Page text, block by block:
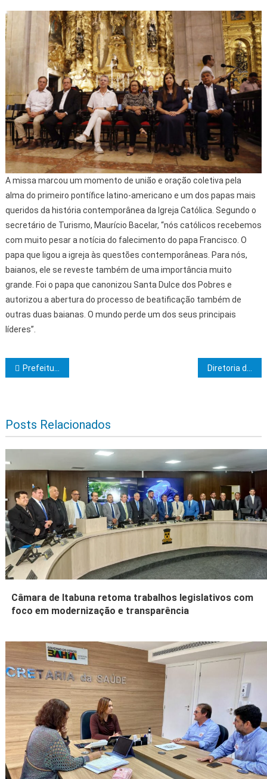
A missa marcou um momento de união e oração coletiva pela
alma do primeiro pontífice latino-americano e um dos papas mais
queridos da história contemporânea da Igreja Católica. Segundo o
secretário de Turismo, Maurício Bacelar, “nós católicos recebemos
com muito pesar a notícia do falecimento do papa Francisco. O
papa que ligou a igreja às questões contemporâneas. Para nós,
baianos, ele se reveste também de uma importância muito
grande. Foi o papa que canonizou Santa Dulce dos Pobres e
autorizou a abertura do processo de beatificação também de
outras duas baianas. O mundo perde um dos seus principais
líderes”.
Navegação de Post
Prefeitura de Ilhéus dialoga com comunidade do Itariri sobre melhorias no transporte público
Posts Relacionados
Câmara de Itabuna retoma trabalhos legislativos com
foco em modernização e transparência